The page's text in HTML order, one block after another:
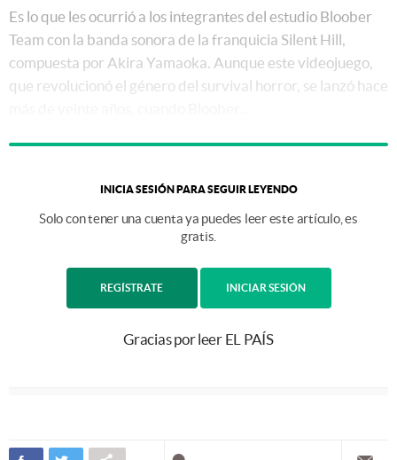
Es lo que les ocurrió a los integrantes del estudio Bloober
Team con la banda sonora de la franquicia Silent Hill,
compuesta por Akira Yamaoka. Aunque este videojuego,
que revolucionó el género del survival horror, se lanzó hace
INICIA SESIÓN PARA SEGUIR LEYENDO
Solo con tener una cuenta ya puedes leer este artículo, es
gratis.
REGÍSTRATE INICIAR SESIÓN
Gracias por leer EL PAÍS